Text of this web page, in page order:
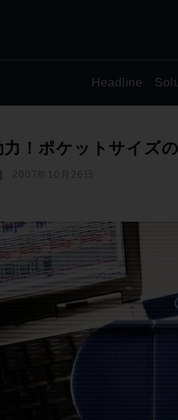
Headline
力！ポケットサイズ
2007年10月26日